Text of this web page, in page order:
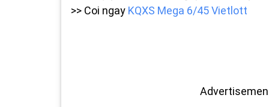
>> Coi ngay KQXS Mega 6/45 Vietlott